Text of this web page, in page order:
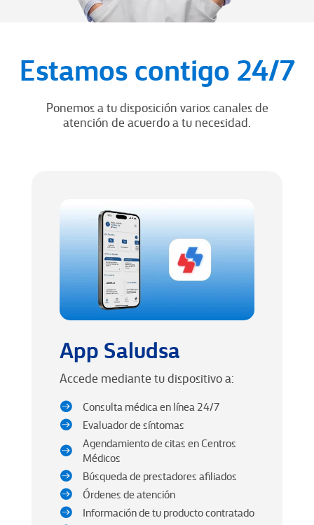
Estamos contigo 24/7
Ponemos a tu disposición varios canales de
atención de acuerdo a tu necesidad.
App Saludsa
Accede mediante tu dispositivo a:
 Consulta médica en línea 24/7
 Evaluador de síntomas

Agendamiento de citas en Centros
Médicos
 Búsqueda de prestadores afiliados
 Órdenes de atención
 Información de tu producto contratado